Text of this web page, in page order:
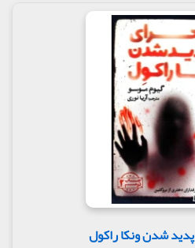
شدن ونکا راکول